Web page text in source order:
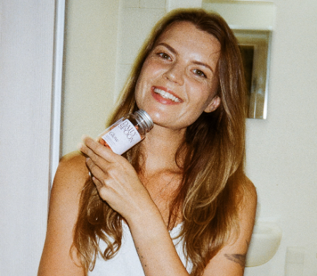
Metilsulfonilmetanas, paprastųjų granatmedžių vaisių
ekstraktas, kapsulės apvalkalas
hidroksipropilmetilceliuliozė, paprastojo bambuko lapų ir
ūglių ekstraktas (kuriame yra silicio), acerola uogų
ekstraktas, tikrojo vynmedžio vynuogių sėklų ekstraktas, L-
selenometioninas, pantoteno rūgštis, cinko citratas,
astaksantinas iš gėlavandenių mikrodumblių, retinilo
acetatas.
* Maisto papildas. Jei vartojate vaistus, prieš naudojimą
pasitarkite su gydytoju. Nevartoti jaunesniems nei 18 metų
vaikams, besilaukiančioms ir žindančioms moterims. Maisto
papildas nėra maisto pakaitalas. Svarbi įvairi ir subalansuota